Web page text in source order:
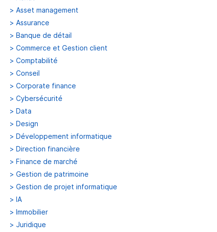
> Asset management
> Assurance
> Banque de détail
> Commerce et Gestion client
> Comptabilité
> Conseil
> Corporate finance
> Cybersécurité
> Data
> Design
> Développement informatique
> Direction financière
> Finance de marché
> Gestion de patrimoine
> Gestion de projet informatique
> IA
> Immobilier
> Juridique